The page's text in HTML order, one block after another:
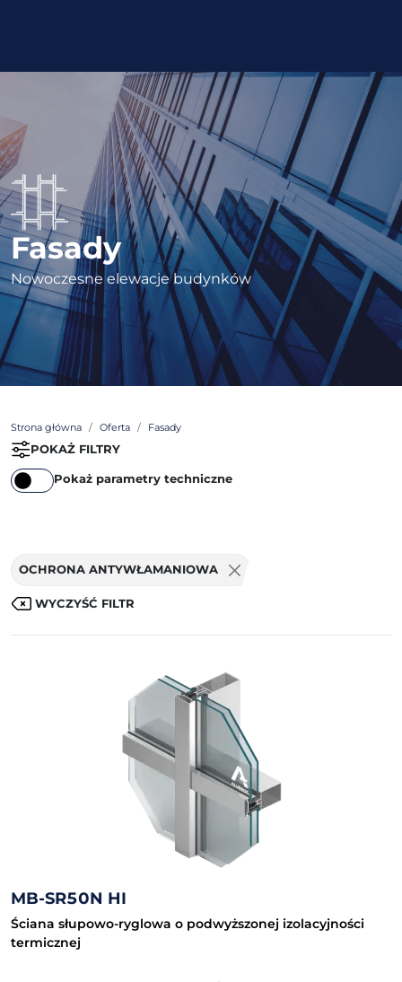
Fasady
Nowoczesne elewacje budynków
Strona główna Oferta Fasady
POKAŻ FILTRY
Pokaż parametry techniczne
OCHRONA ANTYWŁAMANIOWA
WYCZYŚĆ FILTR
MB-SR50N HI
Ściana słupowo-ryglowa o podwyższonej izolacyjności
termicznej